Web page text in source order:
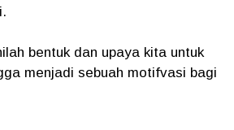
bentuk dan upaya kita untuk
menjadi sebuah motifvasi bagi